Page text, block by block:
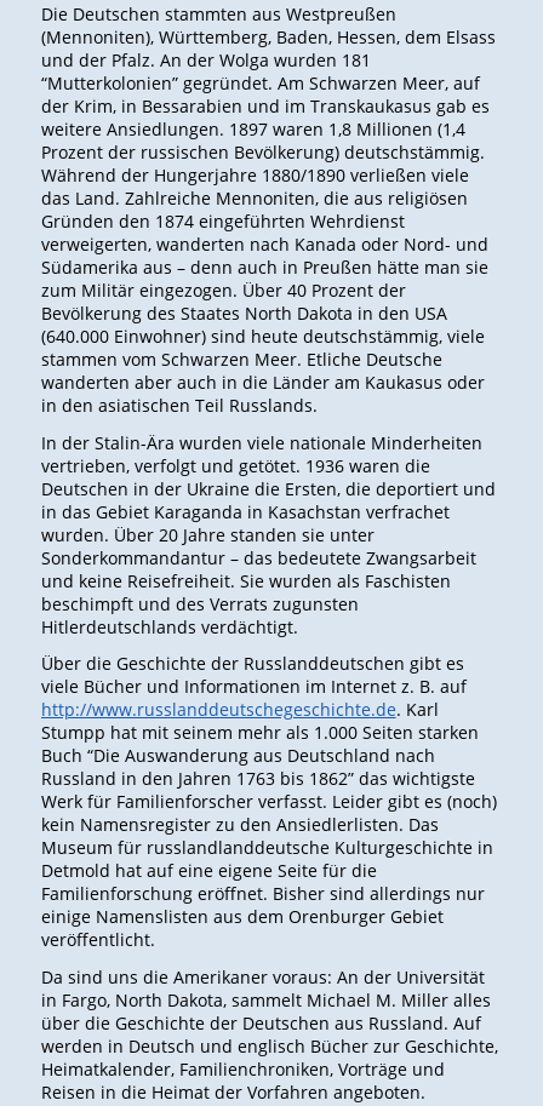
Die Deutschen stammten aus Westpreußen
(Mennoniten), Württemberg, Baden, Hessen, dem Elsass
und der Pfalz. An der Wolga wurden 181
“Mutterkolonien” gegründet. Am Schwarzen Meer, auf
der Krim, in Bessarabien und im Transkaukasus gab es
weitere Ansiedlungen. 1897 waren 1,8 Millionen (1,4
Prozent der russischen Bevölkerung) deutschstämmig.
Während der Hungerjahre 1880/1890 verließen viele
das Land. Zahlreiche Mennoniten, die aus religiösen
Gründen den 1874 eingeführten Wehrdienst
verweigerten, wanderten nach Kanada oder Nord- und
Südamerika aus – denn auch in Preußen hätte man sie
zum Militär eingezogen. Über 40 Prozent der
Bevölkerung des Staates North Dakota in den USA
(640.000 Einwohner) sind heute deutschstämmig, viele
stammen vom Schwarzen Meer. Etliche Deutsche
wanderten aber auch in die Länder am Kaukasus oder
in den asiatischen Teil Russlands.
In der Stalin-Ära wurden viele nationale Minderheiten
vertrieben, verfolgt und getötet. 1936 waren die
Deutschen in der Ukraine die Ersten, die deportiert und
in das Gebiet Karaganda in Kasachstan verfrachet
wurden. Über 20 Jahre standen sie unter
Sonderkommandantur – das bedeutete Zwangsarbeit
und keine Reisefreiheit. Sie wurden als Faschisten
beschimpft und des Verrats zugunsten
Hitlerdeutschlands verdächtigt.
Über die Geschichte der Russlanddeutschen gibt es
viele Bücher und Informationen im Internet z. B. auf
http://www.russlanddeutschegeschichte.de. Karl
Stumpp hat mit seinem mehr als 1.000 Seiten starken
Buch “Die Auswanderung aus Deutschland nach
Russland in den Jahren 1763 bis 1862” das wichtigste
Werk für Familienforscher verfasst. Leider gibt es (noch)
kein Namensregister zu den Ansiedlerlisten. Das
Museum für russlandlanddeutsche Kulturgeschichte in
Detmold hat auf eine eigene Seite für die
Familienforschung eröffnet. Bisher sind allerdings nur
einige Namenslisten aus dem Orenburger Gebiet
veröffentlicht.
Da sind uns die Amerikaner voraus: An der Universität
in Fargo, North Dakota, sammelt Michael M. Miller alles
über die Geschichte der Deutschen aus Russland. Auf
werden in Deutsch und englisch Bücher zur Geschichte,
Heimatkalender, Familienchroniken, Vorträge und
Reisen in die Heimat der Vorfahren angeboten.